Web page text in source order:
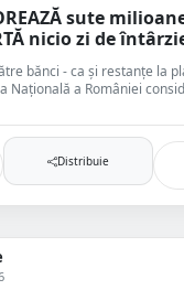
sute
nicio zi de
bănci - ca și restanțe la
Națională a României
Distribuie